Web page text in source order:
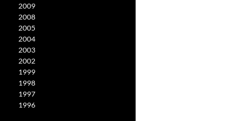
2009
2008
2005
2004
2003
2002
1999
1998
1997
1996